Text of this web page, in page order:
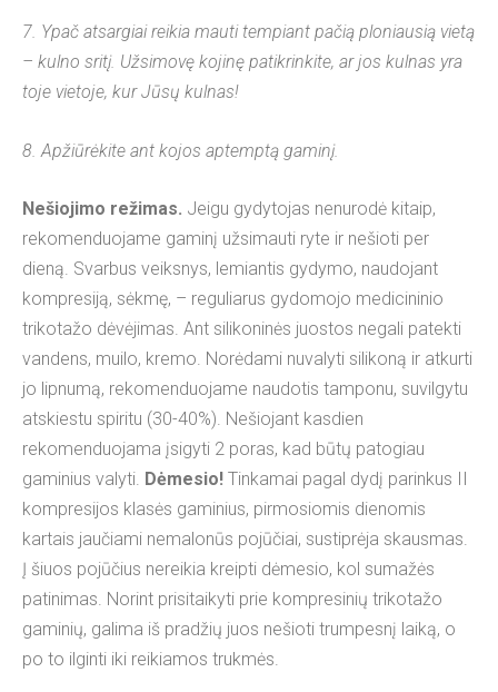
7. Ypač atsargiai reikia mauti tempiant pačią ploniausią vietą
– kulno sritį. Užsimovę kojinę patikrinkite, ar jos kulnas yra
toje vietoje, kur Jūsų kulnas!
8. Apžiūrėkite ant kojos aptemptą gaminį.
Nešiojimo režimas. Jeigu gydytojas nenurodė kitaip,
rekomenduojame gaminį užsimauti ryte ir nešioti per
dieną. Svarbus veiksnys, lemiantis gydymo, naudojant
kompresiją, sėkmę, – reguliarus gydomojo medicininio
trikotažo dėvėjimas. Ant silikoninės juostos negali patekti
vandens, muilo, kremo. Norėdami nuvalyti silikoną ir atkurti
jo lipnumą, rekomenduojame naudotis tamponu, suvilgytu
atskiestu spiritu (30-40%). Nešiojant kasdien
rekomenduojama įsigyti 2 poras, kad būtų patogiau
gaminius valyti. Dėmesio! Tinkamai pagal dydį parinkus II
kompresijos klasės gaminius, pirmosiomis dienomis
kartais jaučiami nemalonūs pojūčiai, sustiprėja skausmas.
Į šiuos pojūčius nereikia kreipti dėmesio, kol sumažės
patinimas. Norint prisitaikyti prie kompresinių trikotažo
gaminių, galima iš pradžių juos nešioti trumpesnį laiką, o
po to ilginti iki reikiamos trukmės.